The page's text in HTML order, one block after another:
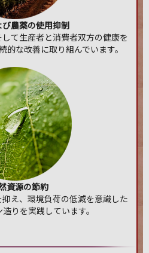
農薬の使用抑制
て生産者と消費者双方の健康を
な改善に取り組んでいます。
資源の節約
え、環境負荷の低減を意識した
りを実践しています。